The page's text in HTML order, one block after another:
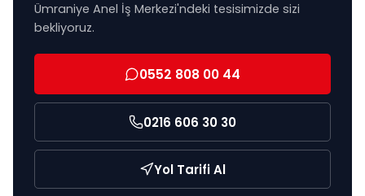
Ümraniye Anel İş Merkezi'ndeki tesisimizde sizi
bekliyoruz.
0552 808 00 44
0216 606 30 30
Yol Tarifi Al